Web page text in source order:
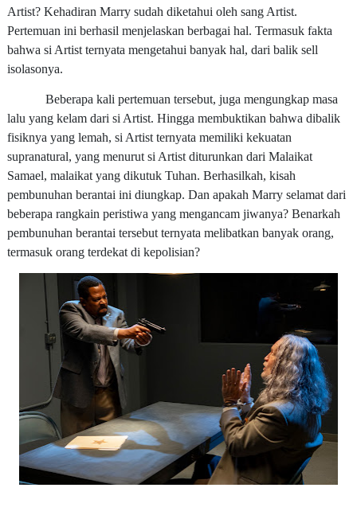
Artist? Kehadiran Marry sudah diketahui oleh sang Artist.
Pertemuan ini berhasil menjelaskan berbagai hal. Termasuk fakta
bahwa si Artist ternyata mengetahui banyak hal, dari balik sell
isolasonya.
Beberapa kali pertemuan tersebut, juga mengungkap masa
lalu yang kelam dari si Artist. Hingga membuktikan bahwa dibalik
fisiknya yang lemah, si Artist ternyata memiliki kekuatan
supranatural, yang menurut si Artist diturunkan dari Malaikat
Samael, malaikat yang dikutuk Tuhan. Berhasilkah, kisah
pembunuhan berantai ini diungkap. Dan apakah Marry selamat dari
beberapa rangkain peristiwa yang mengancam jiwanya? Benarkah
pembunuhan berantai tersebut ternyata melibatkan banyak orang,
termasuk orang terdekat di kepolisian?